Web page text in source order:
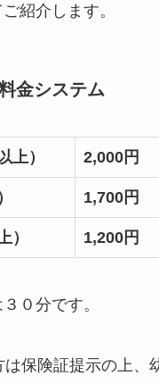
紹介します。
金システム
上） 2,000円
1,700円
） 1,200円
０分です。
保険証提示の上、